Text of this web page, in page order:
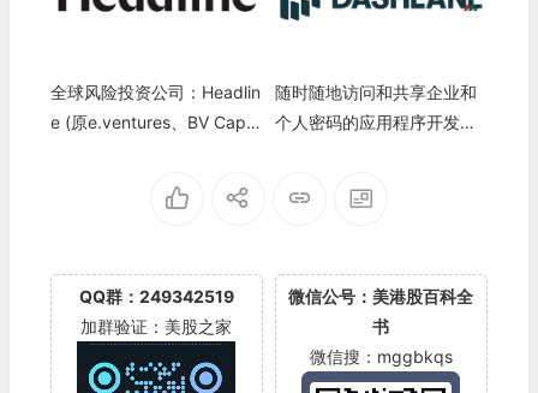
全球风险投资公司：Headlin
e (原e.ventures、BV Capit
随时随地访问和共享企业和
个人密码的应用程序开发
QQ群：249342519
加群验证：美股之家
微信公号：美港股百科全
书
微信搜：mggbkqs